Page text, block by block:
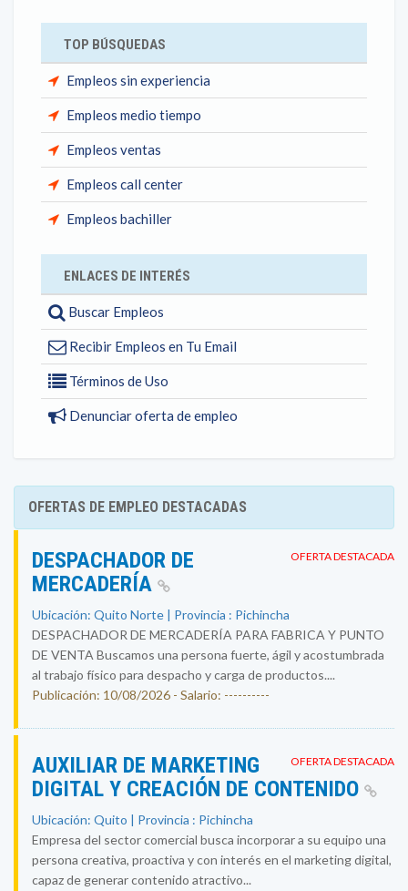
TOP BÚSQUEDAS
Empleos sin experiencia
Empleos medio tiempo
Empleos ventas
Empleos call center
Empleos bachiller
ENLACES DE INTERÉS
Buscar Empleos
Recibir Empleos en Tu Email
Términos de Uso
Denunciar oferta de empleo
OFERTAS DE EMPLEO DESTACADAS
OFERTA DESTACADA
DESPACHADOR DE
MERCADERÍA
Ubicación: Quito Norte | Provincia : Pichincha
DESPACHADOR DE MERCADERÍA PARA FABRICA Y PUNTO
DE VENTA Buscamos una persona fuerte, ágil y acostumbrada
al trabajo físico para despacho y carga de productos....
Publicación: 10/08/2026 - Salario: ----------
OFERTA DESTACADA
AUXILIAR DE MARKETING
DIGITAL Y CREACIÓN DE CONTENIDO
Ubicación: Quito | Provincia : Pichincha
Empresa del sector comercial busca incorporar a su equipo una
persona creativa, proactiva y con interés en el marketing digital,
capaz de generar contenido atractivo...